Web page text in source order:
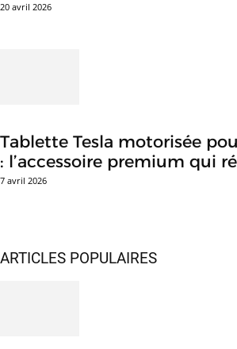
20 avril 2026
Tablette Tesla motorisée
: l’accessoire premium qui
7 avril 2026
ARTICLES POPULAIRES